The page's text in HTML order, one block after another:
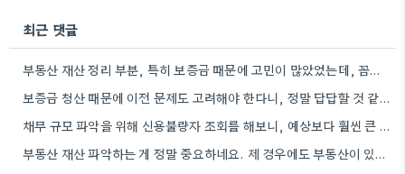
최근 댓글
부동산 재산 정리 부분, 특히 보증금 때문에 고민이 많았었는데, 꼼꼼하게 준비하면 해결할 수 있는 문제들이…
보증금 청산 때문에 이전 문제도 고려해야 한다니, 정말 답답할 것 같아요. 1억 원이라는 큰 금액…
채무 규모 파악을 위해 신용불량자 조회를 해보니, 예상보다 훨씬 큰 금액이었네요. 꼼꼼하게 확인하는 게 중요하겠어요.
부동산 재산 파악하는 게 정말 중요하네요. 제 경우에도 부동산이 있다면 얼마나 더 유리할지 계산해봐야겠어요.